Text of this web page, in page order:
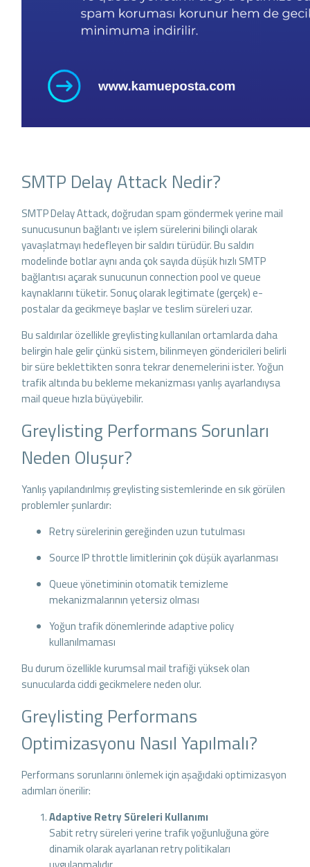
SMTP Delay Attack Nedir?
SMTP Delay Attack, doğrudan spam göndermek yerine mail
sunucusunun bağlantı ve işlem sürelerini bilinçli olarak
yavaşlatmayı hedefleyen bir saldırı türüdür. Bu saldırı
modelinde botlar aynı anda çok sayıda düşük hızlı SMTP
bağlantısı açarak sunucunun connection pool ve queue
kaynaklarını tüketir. Sonuç olarak legitimate (gerçek) e-
postalar da gecikmeye başlar ve teslim süreleri uzar.
Bu saldırılar özellikle greylisting kullanılan ortamlarda daha
belirgin hale gelir çünkü sistem, bilinmeyen göndericileri belirli
bir süre beklettikten sonra tekrar denemelerini ister. Yoğun
trafik altında bu bekleme mekanizması yanlış ayarlandıysa
mail queue hızla büyüyebilir.
Greylisting Performans Sorunları
Neden Oluşur?
Yanlış yapılandırılmış greylisting sistemlerinde en sık görülen
problemler şunlardır:
Retry sürelerinin gereğinden uzun tutulması
Source IP throttle limitlerinin çok düşük ayarlanması
Queue yönetiminin otomatik temizleme
mekanizmalarının yetersiz olması
Yoğun trafik dönemlerinde adaptive policy
kullanılmaması
Bu durum özellikle kurumsal mail trafiği yüksek olan
sunucularda ciddi gecikmelere neden olur.
Greylisting Performans
Optimizasyonu Nasıl Yapılmalı?
Performans sorunlarını önlemek için aşağıdaki optimizasyon
adımları önerilir:
Adaptive Retry Süreleri Kullanımı
Sabit retry süreleri yerine trafik yoğunluğuna göre
dinamik olarak ayarlanan retry politikaları